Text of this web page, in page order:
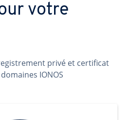
votre
privé et certificat
IONOS